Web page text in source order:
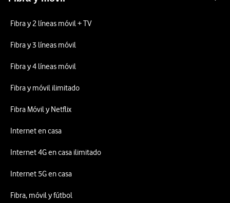
Fibra y 2 líneas móvil + TV
Fibra y 3 líneas móvil
Fibra y 4 líneas móvil
Fibra y móvil ilimitado
Fibra Móvil y Netflix
Internet en casa
Internet 4G en casa ilimitado
Internet 5G en casa
Fibra, móvil y fútbol